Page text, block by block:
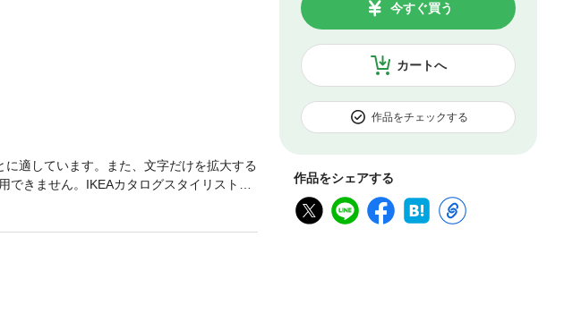
カートへ
今すぐ買う
作品をチェックする
作品をシェアする
適しています。また、文字だけを拡大する
きません。IKEAカタログスタイリストの
し。北欧の人たちのおしゃれなインテリア